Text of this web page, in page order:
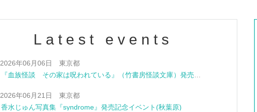
Latest events
2026年06月06日 東京都
2026年06月21日 東京都
香水じゅん写真集『syndrome』発売記念イベント(秋葉原)